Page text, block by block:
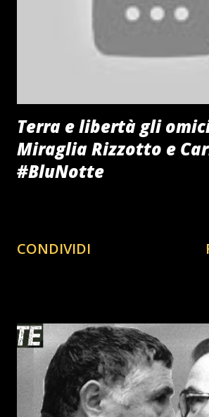
Terra e libertà gli
Miraglia Rizzotto e
#BluNotte
CONDIVIDI